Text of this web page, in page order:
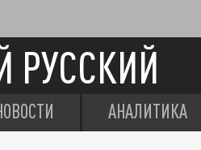
РУССКИЙ
АНАЛИТИКА